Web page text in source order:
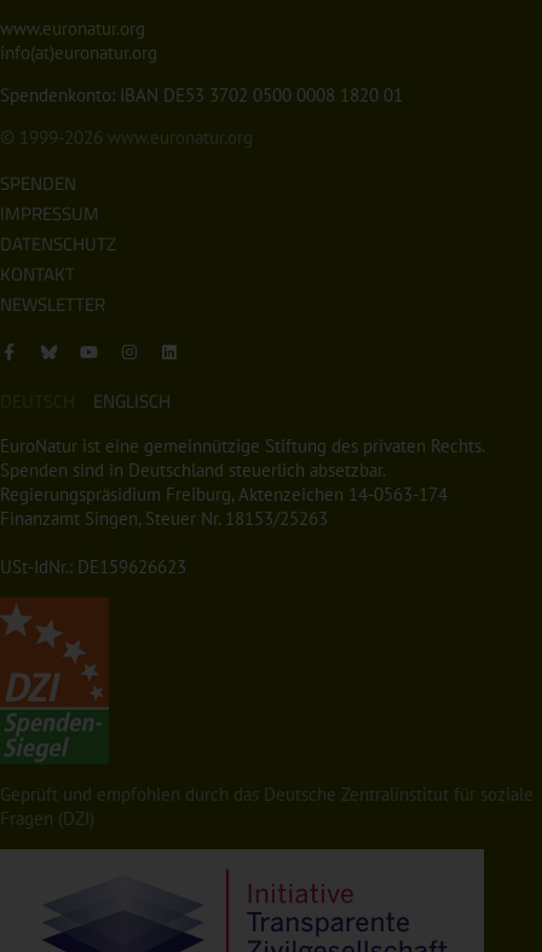
www.euronatur.org
info(at)euronatur.org
Spendenkonto: IBAN DE53 3702 0500 0008 1820 01
© 1999-2026 www.euronatur.org
SPENDEN
IMPRESSUM
DATENSCHUTZ
KONTAKT
NEWSLETTER
DEUTSCH ENGLISCH
EuroNatur ist eine gemeinnützige Stiftung des privaten Rechts.
Spenden sind in Deutschland steuerlich absetzbar.
Regierungspräsidium Freiburg, Aktenzeichen 14-0563-174
Finanzamt Singen, Steuer Nr. 18153/25263
USt-IdNr.: DE159626623
Geprüft und empfohlen durch das Deutsche Zentralinstitut für soziale
Fragen (DZI)